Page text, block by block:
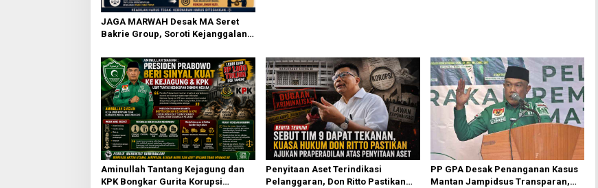
JAGA MARWAH Desak MA Seret
Bakrie Group, Soroti Kejanggalan
Aminullah Tantang Kejagung dan
KPK Bongkar Gurita Korupsi
Penyitaan Aset Terindikasi
Pelanggaran, Don Ritto Pastikan
PP GPA Desak Penanganan Kasus
Mantan Jampidsus Transparan,